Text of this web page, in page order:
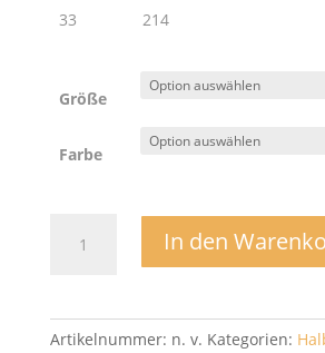
33 214
Größe
Farbe
In den
Artikelnummer: n. v. Kategorien: